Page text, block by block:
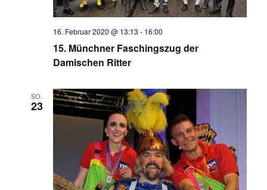
16. Februar 2020 @ 13:13 - 16:00
15. Münchner Faschingszug der
Damischen Ritter
SO.
23